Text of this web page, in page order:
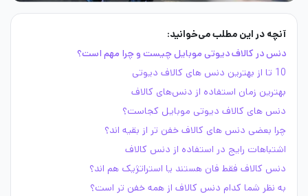
آنچه در این مطلب می‌خوانید:
دنس در کالاف دیوتی موبایل چیست و چرا مهم است؟
10 تا از بهترین دنس های کالاف دیوتی
بهترین زمان استفاده از دنس‌های کالاف
دنس های کالاف دیوتی موبایل کجاست؟
چرا بعضی دنس های کالاف خفن تر از بقیه اند؟
اشتباهات رایج در استفاده از دنس کالاف
دنس کالاف فقط فان هستند یا استراتژیک هم اند؟
به نظر شما کدام دنس کالاف از همه خفن تر است؟